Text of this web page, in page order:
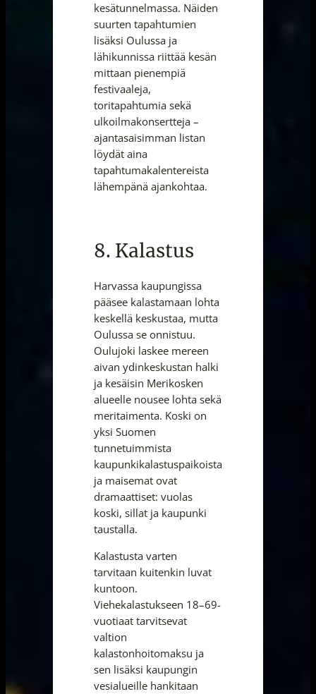
kesätunnelmassa. Näiden
suurten tapahtumien
lisäksi Oulussa ja
lähikunnissa riittää kesän
mittaan pienempiä
festivaaleja,
toritapahtumia sekä
ulkoilmakonsertteja –
ajantasaisimman listan
löydät aina
tapahtumakalentereista
lähempänä ajankohtaa.
8. Kalastus
Harvassa kaupungissa
pääsee kalastamaan lohta
keskellä keskustaa, mutta
Oulussa se onnistuu.
Oulujoki laskee mereen
aivan ydinkeskustan halki
ja kesäisin Merikosken
alueelle nousee lohta sekä
meritaimenta. Koski on
yksi Suomen
tunnetuimmista
kaupunkikalastuspaikoista
ja maisemat ovat
dramaattiset: vuolas
koski, sillat ja kaupunki
taustalla.
Kalastusta varten
tarvitaan kuitenkin luvat
kuntoon.
Viehekalastukseen 18–69-
vuotiaat tarvitsevat
valtion
kalastonhoitomaksu ja
sen lisäksi kaupungin
vesialueille hankitaan